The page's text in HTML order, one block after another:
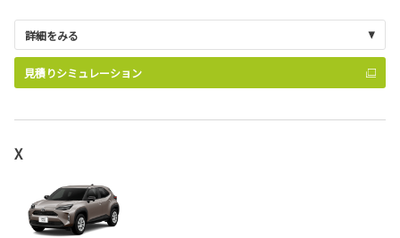
詳細をみる
見積りシミュレーション
X